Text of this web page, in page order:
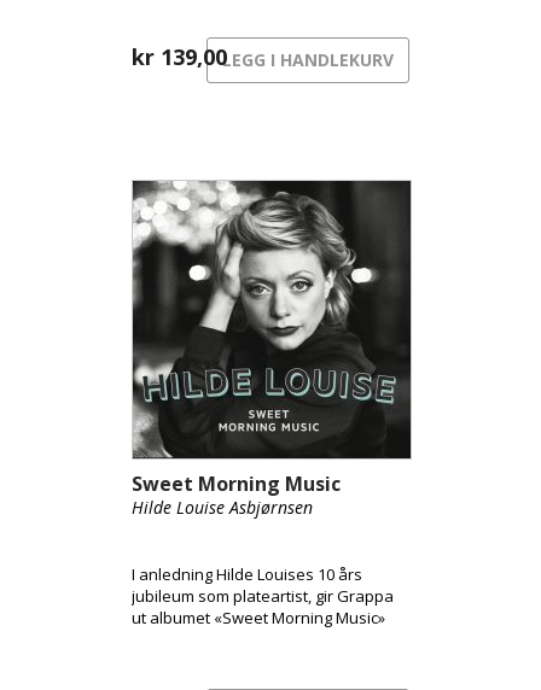
noen nye og ikke tidligere utgitte
innspillinger.
kr 139,00LEGG I HANDLEKURV
Sweet Morning Music
Hilde Louise Asbjørnsen
I anledning Hilde Louises 10 års
jubileum som plateartist, gir Grappa
ut albumet «Sweet Morning Music»